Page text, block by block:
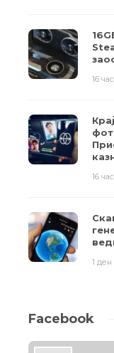
16
16
1 ден
Facebook